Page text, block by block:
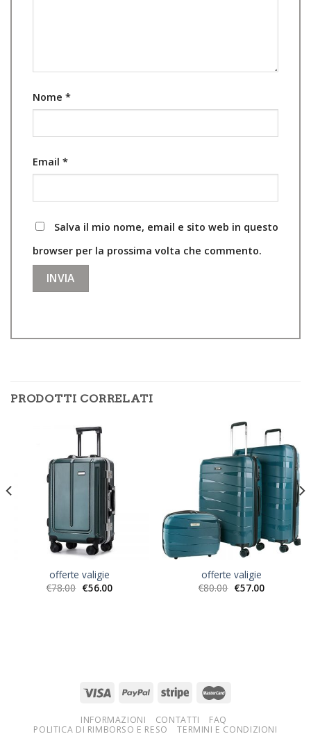
Nome *
Email *
Salva il mio nome, email e sito web in questo
browser per la prossima volta che commento.
PRODOTTI CORRELATI
offerte valigie
€78.00 €56.00
offerte valigie
€80.00 €57.00
INFORMAZIONI CONTATTI
FAQ
POLITICA DI RIMBORSO E RESO
TERMINI E CONDIZIONI